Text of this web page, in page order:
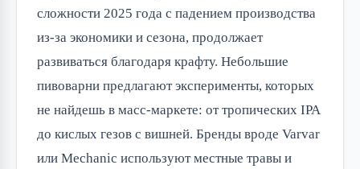
сложности 2025 года с падением производства
из-за экономики и сезона, продолжает
развиваться благодаря крафту. Небольшие
пивоварни предлагают эксперименты, которых
не найдешь в масс-маркете: от тропических IPA
до кислых гезов с вишней. Бренды вроде Varvar
или Mechanic используют местные травы и